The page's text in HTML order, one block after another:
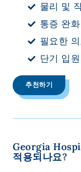
물리 및
통증 완
필요한
단기 입
추천하기
Georgia
적용되나요?